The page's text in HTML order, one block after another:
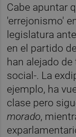
Cabe apuntar
'errejonismo'
legislatura
en el partido de
han alejado
social-. La
ejemplo, ha
clase pero
morado,